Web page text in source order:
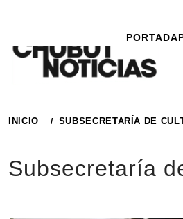
contenido
PORTADA
INICIO SUBSECRETARÍA DE
Subsecretaría